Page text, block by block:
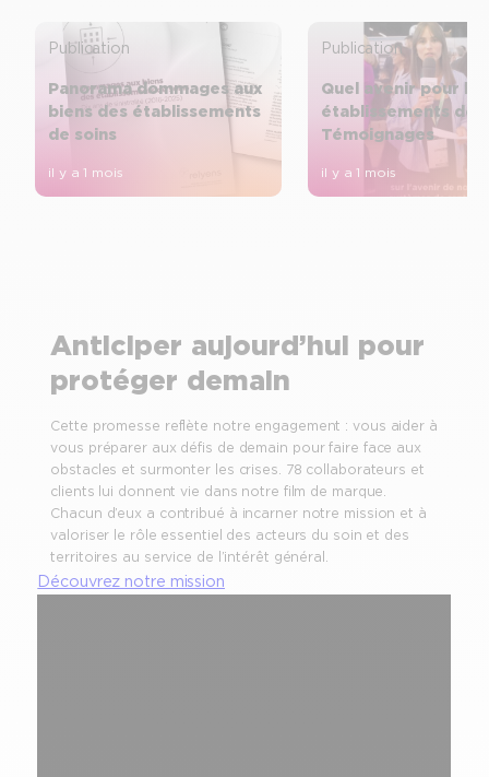
Publication
Panorama dommages aux
biens des établissements
de soins
il y a 1 mois
Publication
Quel avenir pour les
établissements de
Témoignages
il y a 1 mois
Anticiper aujourd’hui pour
protéger demain
Cette promesse reflète notre engagement : vous aider à
vous préparer aux défis de demain pour faire face aux
obstacles et surmonter les crises. 78 collaborateurs et
clients lui donnent vie dans notre film de marque.
Chacun d’eux a contribué à incarner notre mission et à
valoriser le rôle essentiel des acteurs du soin et des
territoires au service de l’intérêt général.
Découvrez notre mission